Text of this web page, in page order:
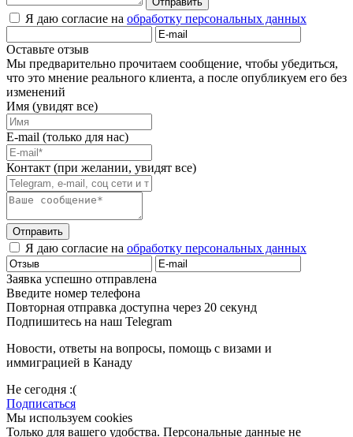
Я даю согласие на обработку персональных данных
Оставьте отзыв
Мы предварительно прочитаем сообщение, чтобы убедиться,
что это мнение реального клиента, а после опубликуем его без
изменений
Имя (увидят все)
E-mail (только для нас)
Контакт (при желании, увидят все)
Отправить
Я даю согласие на обработку персональных данных
Заявка успешно отправлена
Введите номер телефона
Повторная отправка доступна через 20 секунд
Подпишитесь на наш Telegram
Новости, ответы на вопросы, помощь с визами и
иммиграцией в Канаду
Не сегодня :(
Подписаться
Мы используем cookies
Только для вашего удобства. Персональные данные не